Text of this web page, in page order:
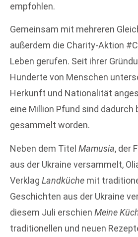
empfohlen.
Gemeinsam mit mehreren
außerdem die Charity-Aktion
Leben gerufen. Seit ihrer
Hunderte von Menschen
Herkunft und Nationalität
eine Million Pfund sind
gesammelt worden.
Neben dem Titel Mamusia, der
aus der Ukraine versammelt,
Verklag Landküche mit
Geschichten aus der Ukraine
diesem Juli erschien Meine
traditionellen und neuen